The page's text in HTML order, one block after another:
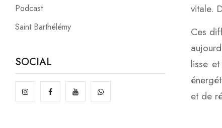
Podcast
Saint Barthélémy
SOCIAL
vitale.
Ces
lisse
et de